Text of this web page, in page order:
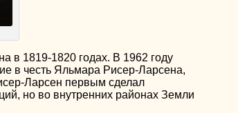
в 1819-1820 годах. В 1962 году
в честь Яльмара Рисер-Ларсена,
Ларсен первым сделал
но во внутренних районах Земли